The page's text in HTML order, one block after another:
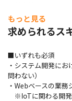
【現在のエンジニア
これまでハードウェ
ウェア開発チームの
以下の開発マネジ
特に必要としています
・開発計画・優先順
・コードレビュー
もっと見る
求められるス
■いずれも必須
・システム開発に
問わない）
・Webベースの業務
※IoTに関わる開発